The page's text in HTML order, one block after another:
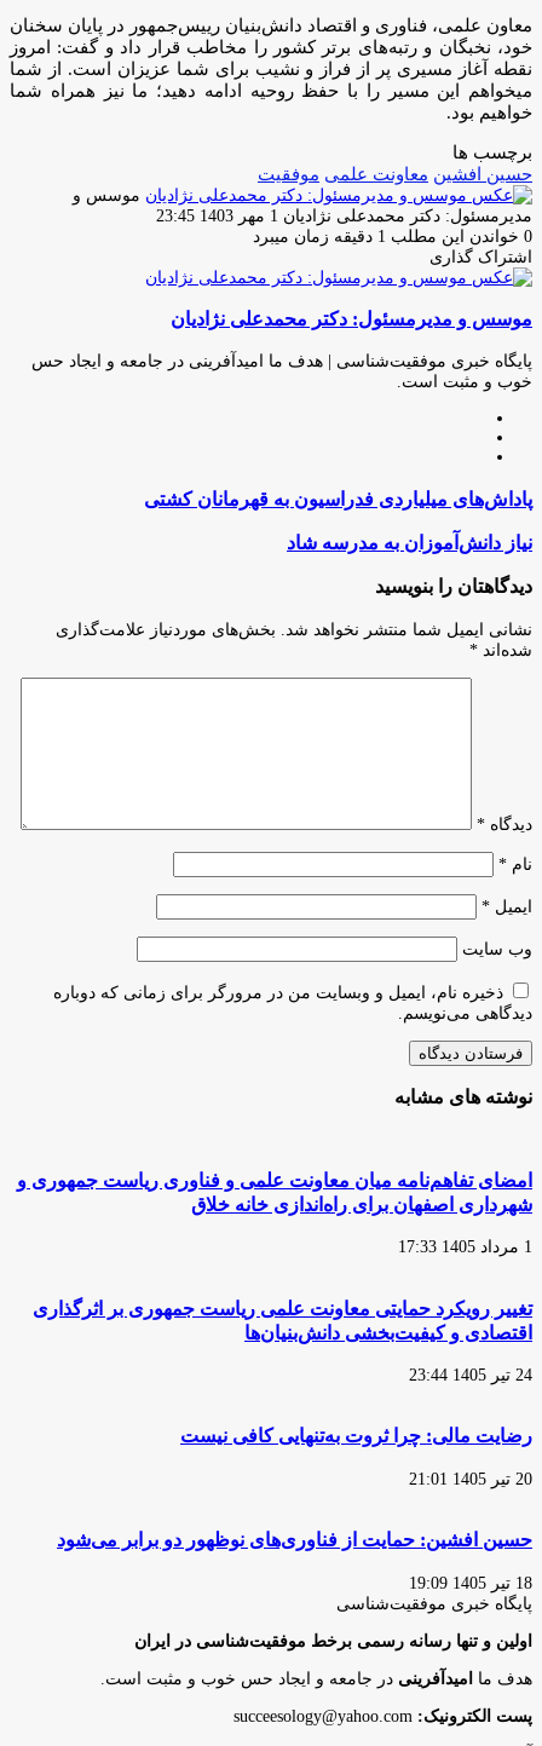
معاون علمی، فناوری و اقتصاد دانش‌بنیان رییس‌جمهور در پایان سخنان
خود، نخبگان و رتبه‌های برتر کشور را مخاطب قرار داد و گفت: امروز
نقطه آغاز مسیری پر از فراز و نشیب برای شما عزیزان است. از شما
میخواهم این مسیر را با حفظ روحیه ادامه دهید؛ ما نیز همراه شما
خواهیم بود.
برچسب ها
حسین افشین معاونت علمی موفقیت
موسس و
مدیرمسئول: دکتر محمدعلی نژادیان ارسال
ایمیل
1 مهر 1403 23:45
0 خواندن این مطلب 1 دقیقه زمان میبرد
اشتراک گذاری
فیس
توئیتر
لینکدین
واتس
تلگرام
اشتراک
از
ایمیل
چاپ
موسس و مدیرمسئول: دکتر محمدعلی نژادیان
پایگاه خبری موفقیت‌شناسی | هدف ما امیدآفرینی در جامعه و ایجاد حس
خوب و مثبت است.
پاداش‌های
میلیاردی
فدراسیون
به
قهرمانان
کشتی
پاداش‌های میلیاردی فدراسیون به قهرمانان کشتی
نیاز
به
شاد
نیاز دانش‌آموزان به مدرسه شاد
دیدگاهتان را بنویسید
نشانی ایمیل شما منتشر نخواهد شد.
بخش‌های موردنیاز علامت‌گذاری
شده‌اند *
دیدگاه *
نام *
ایمیل *
وب‌ سایت
ذخیره نام، ایمیل و وبسایت من در مرورگر برای زمانی که دوباره
دیدگاهی می‌نویسم.
نوشته های مشابه
امضای تفاهم‌نامه میان معاونت علمی و فناوری ریاست جمهوری و
شهرداری اصفهان برای راه‌اندازی خانه خلاق
1 مرداد 1405 17:33
تغییر رویکرد حمایتی معاونت علمی ریاست جمهوری بر اثرگذاری
اقتصادی و کیفیت‌بخشی دانش‌بنیان‌ها
24 تیر 1405 23:44
رضایت مالی: چرا ثروت به‌تنهایی کافی نیست
20 تیر 1405 21:01
حسین افشین: حمایت از فناوری‌های نوظهور دو برابر می‌شود
18 تیر 1405 19:09
پایگاه‌ خبری موفقیت‌شناسی
اولین و تنها رسانه رسمی برخط موفقیت‌شناسی در ایران
هدف ما امیدآفرینی در جامعه و ایجاد حس خوب و مثبت است.
پست الکترونیک: